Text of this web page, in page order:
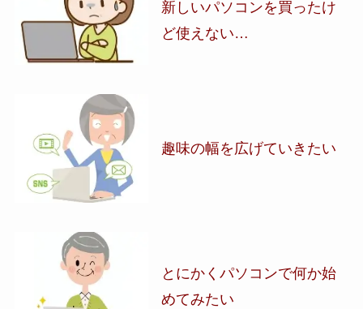
新しいパソコンを買ったけ
ど使えない…
趣味の幅を広げていきたい
とにかくパソコンで何か始
めてみたい